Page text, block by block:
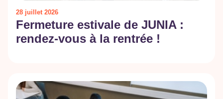
28 juillet 2026
Fermeture estivale de JUNIA :
rendez-vous à la rentrée !